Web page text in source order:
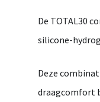
De TOTAL30
silicone-
Deze
draagcomfort